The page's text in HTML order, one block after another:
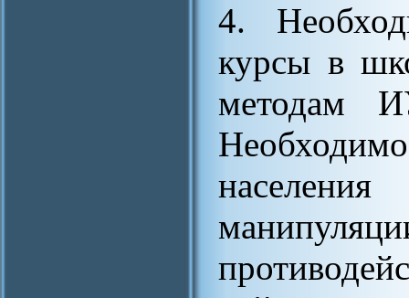
4.
курсы в
методам